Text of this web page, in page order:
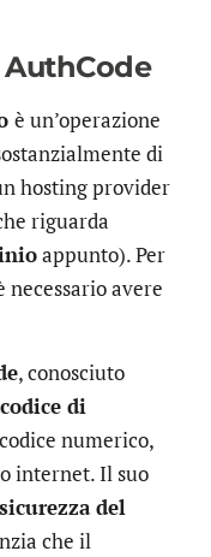
AuthCode
è un’operazione
di
hosting provider
riguarda
appunto). Per
necessario avere
, conosciuto
codice di
numerico,
internet. Il suo
sicurezza del
che il